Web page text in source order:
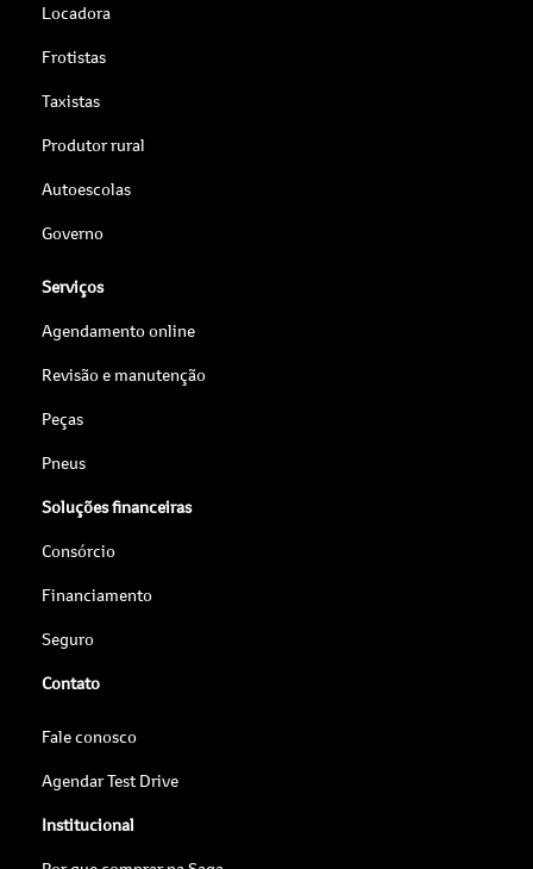
Locadora
Frotistas
Taxistas
Produtor rural
Autoescolas
Governo
Serviços
Agendamento online
Revisão e manutenção
Peças
Pneus
Soluções financeiras
Consórcio
Financiamento
Seguro
Contato
Fale conosco
Agendar Test Drive
Institucional